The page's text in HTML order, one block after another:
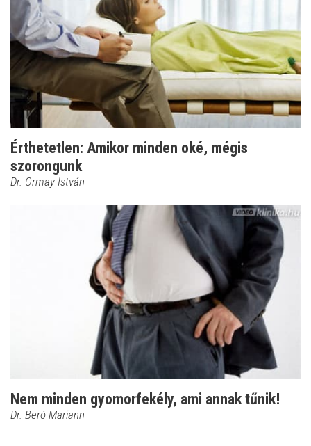
Érthetetlen: Amikor minden oké, mégis
szorongunk
Dr. Ormay István
Nem minden gyomorfekély, ami annak tűnik!
Dr. Beró Mariann